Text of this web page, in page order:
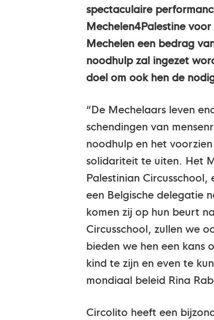
spectaculaire
Mechelen4Palestine
Mechelen een bedrag
noodhulp zal ingezet
doel om ook hen de
“De Mechelaars leven
schendingen van
noodhulp en het
solidariteit te uiten. Het
Palestinian
een Belgische delegatie
komen zij op hun beurt
Circusschool, zullen we
bieden we hen een kans
kind te zijn en even te
mondiaal beleid Rina
Circolito heeft een